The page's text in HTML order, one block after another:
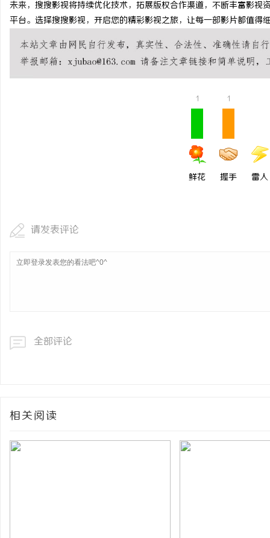
未来，搜搜影视将持续优化技术，拓展版权合作渠道，不断丰富影
平台。选择搜搜影视，开启您的精彩影视之旅，让每一部影片都值得
1
鲜花
1
握手 雷人
请发表评论
全部评论
相关阅读